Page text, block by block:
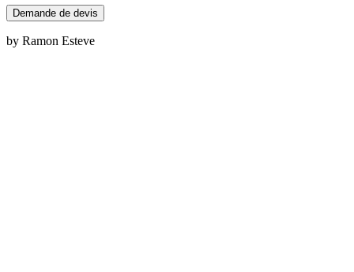
Demande de devis
by Ramon Esteve